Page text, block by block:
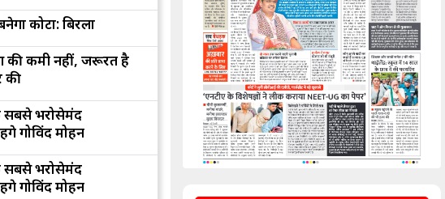
कोटा: बिरला
की कमी नहीं, जरूरत है
की
सबसे भरोसेमंद
गोविंद मोहन
सबसे भरोसेमंद
गोविंद मोहन